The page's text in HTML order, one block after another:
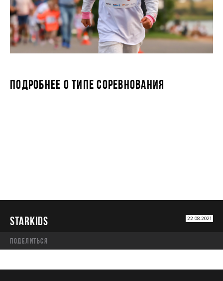
ПОДРОБНЕЕ О ТИПЕ СОРЕВНОВАНИЯ
STARKIDS 22.08.2021
Поделиться